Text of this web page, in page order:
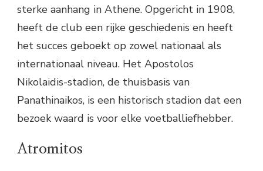
sterke aanhang in Athene. Opgericht in 1908,
heeft de club een rijke geschiedenis en heeft
het succes geboekt op zowel nationaal als
internationaal niveau. Het Apostolos
Nikolaidis-stadion, de thuisbasis van
Panathinaikos, is een historisch stadion dat een
bezoek waard is voor elke voetballiefhebber.
Atromitos